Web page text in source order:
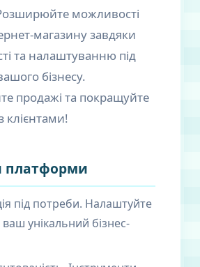
можливості
магазину завдяки
та налаштуванню під
бізнесу.
продажі та покращуйте
клієнтами!
платформи
під потреби. Налаштуйте
ваш унікальний бізнес-